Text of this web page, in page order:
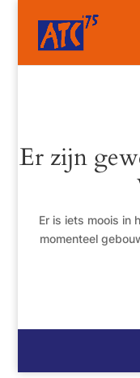
Er zijn
Er is iets moois in
momenteel